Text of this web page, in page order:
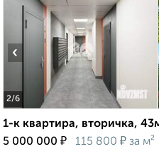
2/6
‹
1-к квартира, вторичка,
5 000 000 ₽ 115 800 ₽ за м²